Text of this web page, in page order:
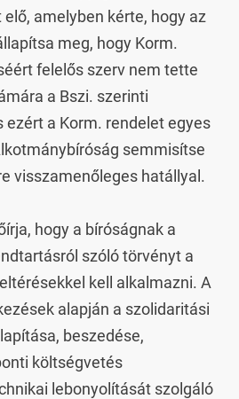
amelyben kérte, hogy az
meg, hogy Korm.
felelős szerv nem tette
a Bszi. szerinti
ezért a Korm. rendelet egyes
semmisítse
visszamenőleges hatállyal.
hogy a bíróságnak a
szóló törvényt a
kell alkalmazni. A
alapján a szolidaritási
beszedése,
költségvetés
lebonyolítását szolgáló